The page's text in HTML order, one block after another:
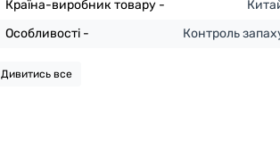
Країна-виробник товару -
Особливості -
Контроль
Дивитись все